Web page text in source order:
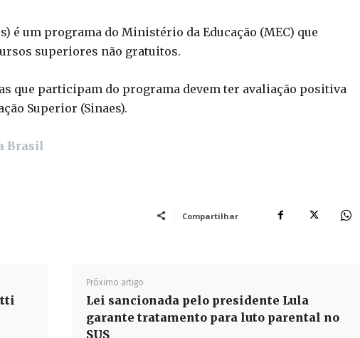
é um programa do Ministério da Educação (MEC) que
superiores não gratuitos.
que participam do programa devem ter avaliação positiva
Superior (Sinaes).
Brasil
Compartilhar
Próximo artigo
Lei sancionada pelo presidente Lula
garante tratamento para luto parental no
SUS